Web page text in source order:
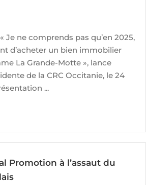
Je ne comprends pas qu’en 2025,
d’acheter un bien immobilier
La Grande-Motte », lance
de la CRC Occitanie, le 24
...
Promotion à l’assaut du